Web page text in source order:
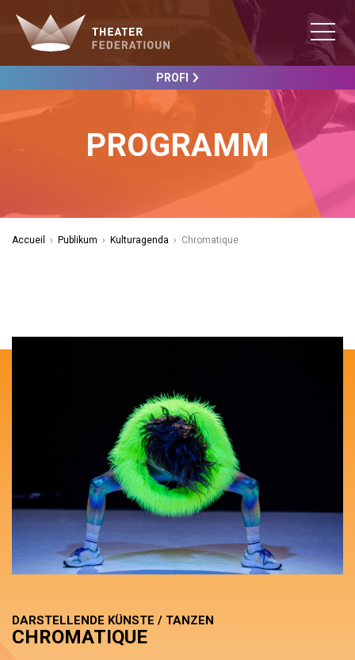
PROFI
PROGRAMM
Accueil › Publikum › Kulturagenda › Chromatique
DARSTELLENDE KÜNSTE / TANZEN
CHROMATIQUE